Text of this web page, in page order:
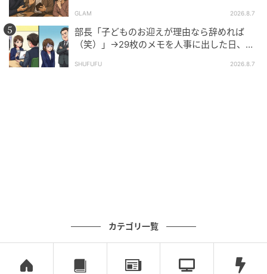
です。みんなのクチコミや体験談から産婦人科検
索、おでかけ情報、離乳食レシピまで。月間利用者1
000万人以上。
作品をもっとみる
GLAM 2026.8.7
部長「子どものお迎えが理由なら辞めれば
（笑）」→29枚のメモを人事に出した日、部
SHUFUFU 2026.8.7
カテゴリ一覧